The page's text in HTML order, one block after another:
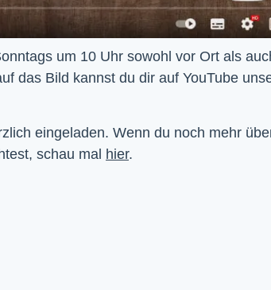
das Bild kannst du dir auf YouTube
eingeladen. Wenn du noch mehr
schau mal hier.